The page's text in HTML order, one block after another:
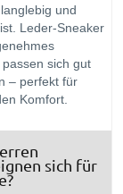
und
Leder-Sneaker
sich gut
– perfekt für
Komfort.
sich für